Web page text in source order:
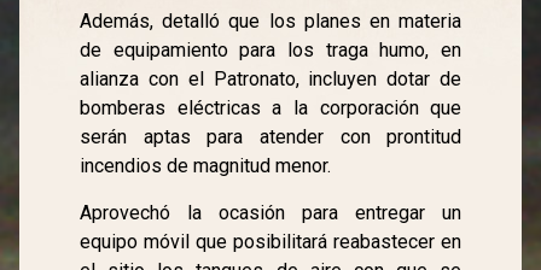
Además, detalló que los planes en materia
de equipamiento para los traga humo, en
alianza con el Patronato, incluyen dotar de
bomberas eléctricas a la corporación que
serán aptas para atender con prontitud
incendios de magnitud menor.
Aprovechó la ocasión para entregar un
equipo móvil que posibilitará reabastecer en